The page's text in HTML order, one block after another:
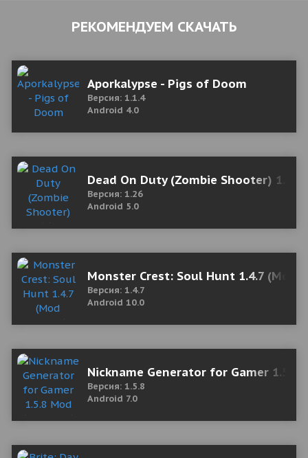
РЕКОМЕНДУЕМ СКАЧАТЬ
Aporkalypse - Pigs of Doom
Версия: 1.1.4
Android 4.0
Dead On Duty (Zombie Shooter) 1.26
Версия: 1.26
Android 5.0
Monster Crest: Soul Hunt 1.4.7 (Mod
Версия: 1.4.7
Android 10.0
Nickname Generator for Gamer 1.5.8
Версия: 1.5.8
Android 7.0